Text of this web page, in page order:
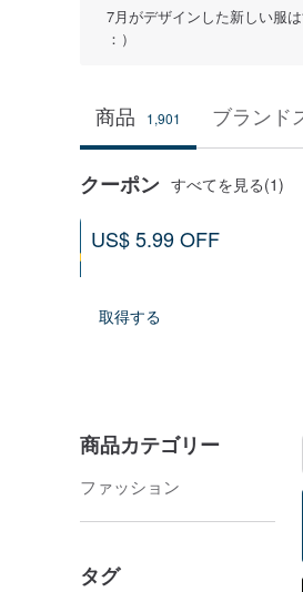
7月がデザインした新しい服
：）
商品 1,901 ブランド
クーポン すべてを見る(1)
US$ 5.99 OFF
取得する
商品カテゴリー
ファッション
タグ